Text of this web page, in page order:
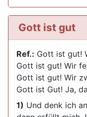
Gott ist gut
Ref.: Gott ist gut!
Gott ist gut! Wir
Gott ist gut! Wir
Gott ist Gut! Ja,
1) Und denk ich